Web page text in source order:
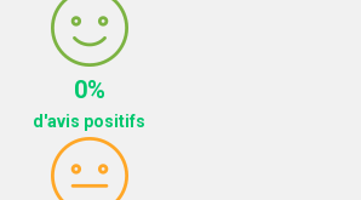
0%
d'avis positifs